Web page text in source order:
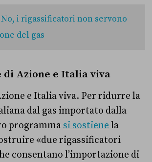
No, i rigassificatori non servono
del gas
di Azione e Italia viva
e Italia viva. Per ridurre la
dal gas importato dalla
programma si sostiene la
«due rigassificatori
consentano l’importazione di